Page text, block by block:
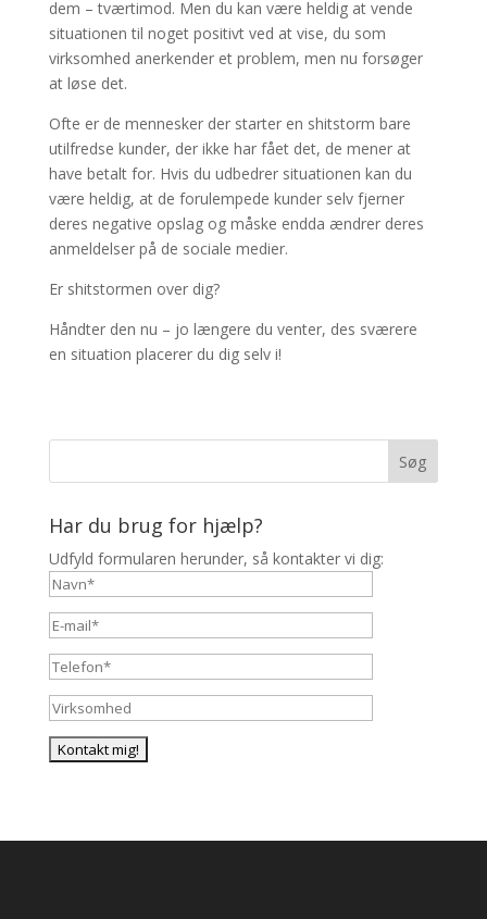
dem – tværtimod. Men du kan være heldig at vende
situationen til noget positivt ved at vise, du som
virksomhed anerkender et problem, men nu forsøger
at løse det.
Ofte er de mennesker der starter en shitstorm bare
utilfredse kunder, der ikke har fået det, de mener at
have betalt for. Hvis du udbedrer situationen kan du
være heldig, at de forulempede kunder selv fjerner
deres negative opslag og måske endda ændrer deres
anmeldelser på de sociale medier.
Er shitstormen over dig?
Håndter den nu – jo længere du venter, des sværere
en situation placerer du dig selv i!
Har du brug for hjælp?
Udfyld formularen herunder, så kontakter vi dig: